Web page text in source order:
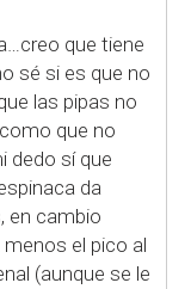
que tiene
sé si es que no
las pipas no
que no
dedo sí que
da
en cambio
el pico al
(aunque se le